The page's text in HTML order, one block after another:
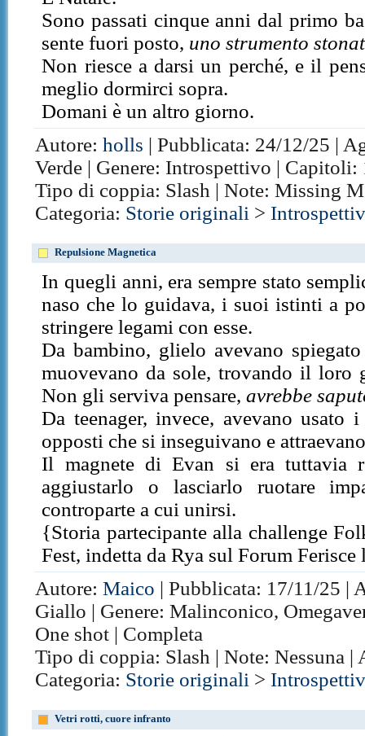
Sono passati cinque anni dal primo
sente fuori posto, uno strumento
Non riesce a darsi un perché, e il
meglio dormirci sopra.
Domani è un altro giorno.
Autore:holls | Pubblicata: 24/12/25 |
Verde | Genere: Introspettivo |
Tipo di coppia: Slash | Note: Missing
Categoria: Storie originali >
Repulsione Magnetica
In quegli anni, era sempre stato
naso che lo guidava, i suoi istinti a
stringere legami con esse.
Da bambino, glielo avevano
muovevano da sole, trovando il loro
Non gli serviva pensare,avrebbe
Da teenager, invece, avevano
opposti che si inseguivano e
Il magnete di Evan si era tuttavia
aggiustarlo o lasciarlo ruotare
controparte a cui unirsi.
{Storia partecipante alla challenge
Fest, indetta da Rya sul Forum Ferisce
Autore:Maico | Pubblicata: 17/11/25 |
Giallo | Genere: Malinconico,
One shot | Completa
Tipo di coppia: Slash | Note: Nessuna |
Categoria: Storie originali >
Vetri rotti, cuore infranto